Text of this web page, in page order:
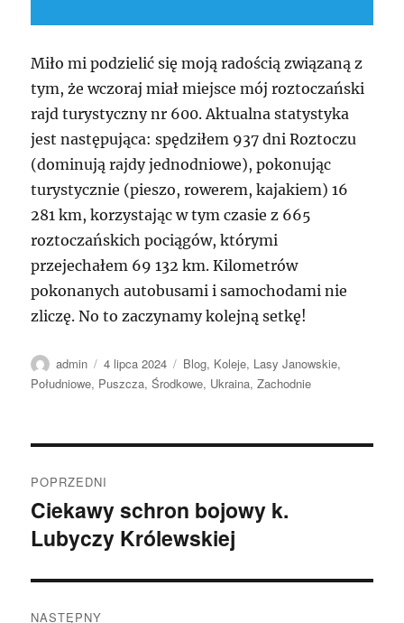
Miło mi podzielić się moją radością związaną z
tym, że wczoraj miał miejsce mój roztoczański
rajd turystyczny nr 600. Aktualna statystyka
jest następująca: spędziłem 937 dni Roztoczu
(dominują rajdy jednodniowe), pokonując
turystycznie (pieszo, rowerem, kajakiem) 16
281 km, korzystając w tym czasie z 665
roztoczańskich pociągów, którymi
przejechałem 69 132 km. Kilometrów
pokonanych autobusami i samochodami nie
zliczę. No to zaczynamy kolejną setkę!
Autor
admin
Data
publikacji
4 lipca 2024 Kategorie
Blog, Koleje, Lasy Janowskie,
Południowe, Puszcza,Środkowe, Ukraina,Zachodnie
wpisu
POPRZEDNI
Poprzedni
wpis:
Ciekawy schron bojowy k.
Lubyczy Królewskiej
NASTĘPNY